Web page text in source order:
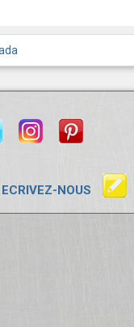
ECRIVEZ-NOUS